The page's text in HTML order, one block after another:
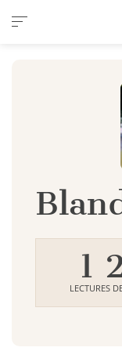
Panneau de
1
LECTURES